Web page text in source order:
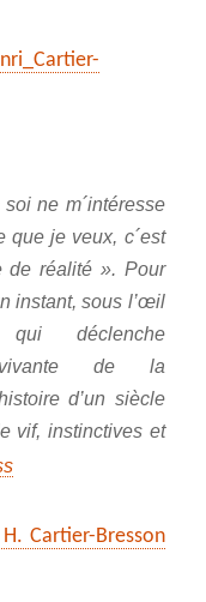
ne m´intéresse
que je veux, c´est
de réalité ». Pour
instant, sous l’œil
déclenche
vivante de la
d’un siècle
vif, instinctives et
Cartier-Bresson